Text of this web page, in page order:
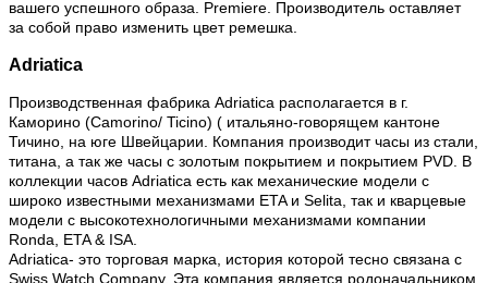
вашего успешного образа. Premiere. Производитель оставляет
за собой право изменить цвет ремешка.
Adriatica
Производственная фабрика Adriatica располагается в г.
Каморино (Camorino/ Ticino) ( итальяно-говорящем кантоне
Тичино, на юге Швейцарии. Компания производит часы из стали,
титана, а так же часы с золотым покрытием и покрытием PVD. В
коллекции часов Adriatica есть как механические модели с
широко известными механизмами ETA и Selita, так и кварцевые
модели с высокотехнологичными механизмами компании
Ronda, ETA & ISA.
Adriatica- это торговая марка, история которой тесно связана с
Swiss Watch Company. Эта компания является родоначальником